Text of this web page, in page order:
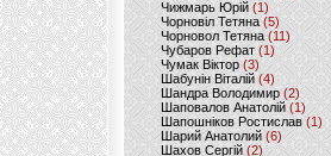
Чижмарь Юрій (1)
Чорновіл Тетяна (5)
Чорновол Тетяна (11)
Чубаров Рефат (1)
Чумак Віктор(3)
Шабунін Віталій (4)
Шандра Володимир (2)
Шаповалов Анатолій(1)
Шапошніков Ростислав(1)
Шарий Анатолий(6)
Шахов Сергій(2)